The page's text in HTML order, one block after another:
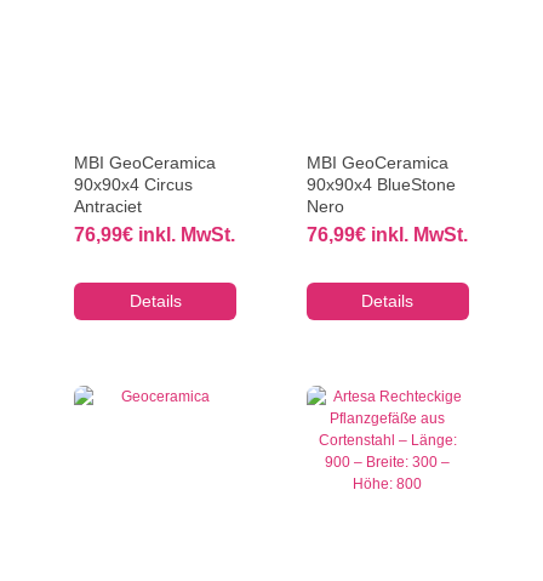
MBI GeoCeramica
90x90x4 Circus
Antraciet
76,99€ inkl. MwSt.
Details
MBI GeoCeramica
90x90x4 BlueStone
Nero
76,99€ inkl. MwSt.
Details